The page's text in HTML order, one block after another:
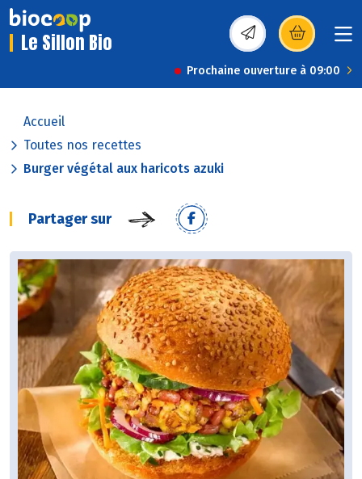
Le Sillon Bio (s’ouvre dans une
Prochaine ouverture à 09:00
Accueil
Toutes nos recettes
Burger végétal aux haricots azuki
Partager sur